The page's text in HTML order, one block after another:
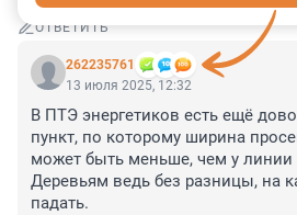
ОТВЕТИТЬ
262235761
13 июля 2025, 12:32
В ПТЭ энергетиков есть ещё
пункт, по которому ширина
может быть меньше, чем у
Деревьям ведь без разницы, на
падать.